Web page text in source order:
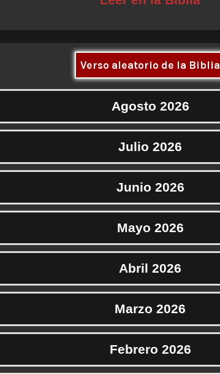
Verso aleatorio de la Biblia
Agosto 2026
Julio 2026
Junio 2026
Mayo 2026
Abril 2026
Marzo 2026
Febrero 2026